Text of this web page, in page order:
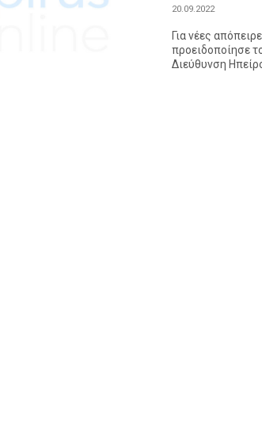
20.09.2022
Για νέες
προειδοποίησε
Διεύθυνση